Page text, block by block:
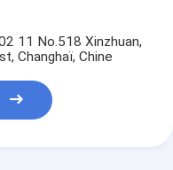
11 No.518 Xinzhuan,
Changhaï, Chine